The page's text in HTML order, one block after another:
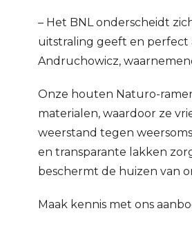
– Het BNL onderscheidt
uitstraling geeft en perfect
Andruchowicz,
Onze houten Naturo-
materialen, waardoor ze
weerstand tegen
en transparante lakken
beschermt de huizen van
Maak kennis met ons